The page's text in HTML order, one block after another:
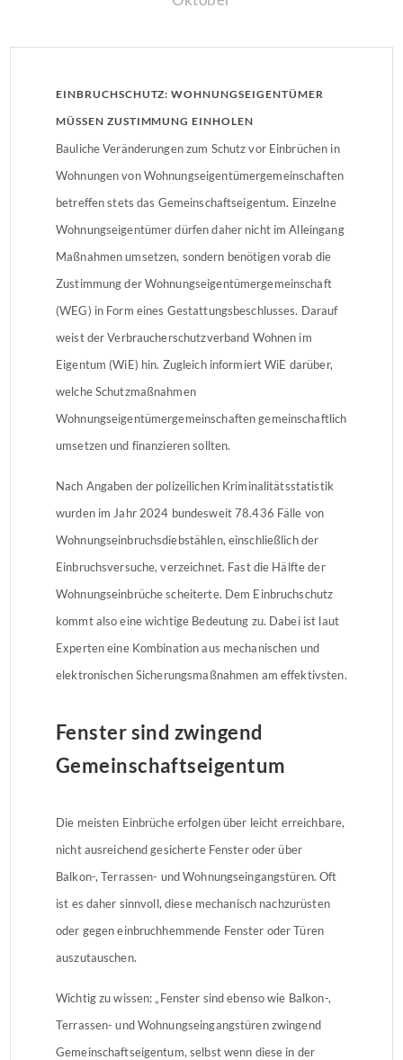
EINBRUCHSCHUTZ: WOHNUNGSEIGENTÜMER
MÜSSEN ZUSTIMMUNG EINHOLEN
Bauliche Veränderungen zum Schutz vor Einbrüchen in
Wohnungen von Wohnungseigentümergemeinschaften
betreffen stets das Gemeinschaftseigentum. Einzelne
Wohnungseigentümer dürfen daher nicht im Alleingang
Maßnahmen umsetzen, sondern benötigen vorab die
Zustimmung der Wohnungseigentümergemeinschaft
(WEG) in Form eines Gestattungsbeschlusses. Darauf
weist der Verbraucherschutzverband Wohnen im
Eigentum (WiE) hin. Zugleich informiert WiE darüber,
welche Schutzmaßnahmen
Wohnungseigentümergemeinschaften gemeinschaftlich
umsetzen und finanzieren sollten.
Nach Angaben der polizeilichen Kriminalitätsstatistik
wurden im Jahr 2024 bundesweit 78.436 Fälle von
Wohnungseinbruchsdiebstählen, einschließlich der
Einbruchsversuche, verzeichnet. Fast die Hälfte der
Wohnungseinbrüche scheiterte. Dem Einbruchschutz
kommt also eine wichtige Bedeutung zu. Dabei ist laut
Experten eine Kombination aus mechanischen und
elektronischen Sicherungsmaßnahmen am effektivsten.
Fenster sind zwingend
Gemeinschaftseigentum
Die meisten Einbrüche erfolgen über leicht erreichbare,
nicht ausreichend gesicherte Fenster oder über
Balkon-, Terrassen- und Wohnungseingangstüren. Oft
ist es daher sinnvoll, diese mechanisch nachzurüsten
oder gegen einbruchhemmende Fenster oder Türen
auszutauschen.
Wichtig zu wissen: „Fenster sind ebenso wie Balkon-,
Terrassen- und Wohnungseingangstüren zwingend
Gemeinschaftseigentum, selbst wenn diese in der